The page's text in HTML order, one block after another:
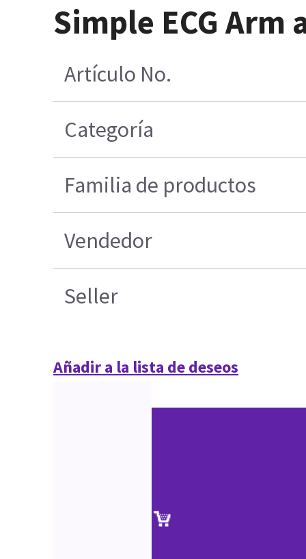
Simple ECG
Artículo No.
Categoría
Familia de productos
Vendedor
Seller
Añadir a la lista de deseos